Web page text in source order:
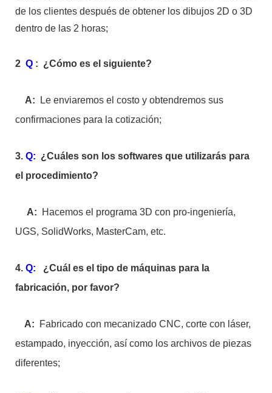
de los clientes después de obtener los dibujos 2D o 3D
dentro de las 2 horas;
2 Q : ¿Cómo es el siguiente?
A:
Le enviaremos el costo y obtendremos sus
confirmaciones para la cotización;
3. Q: ¿Cuáles son los softwares que utilizarás para
el procedimiento?
A:
Hacemos el programa 3D con pro-ingeniería,
UGS, SolidWorks, MasterCam, etc.
4. Q:
¿Cuál es el tipo de máquinas para la
fabricación, por favor?
A:
Fabricado con mecanizado CNC, corte con láser,
estampado, inyección, así como los archivos de piezas
diferentes;